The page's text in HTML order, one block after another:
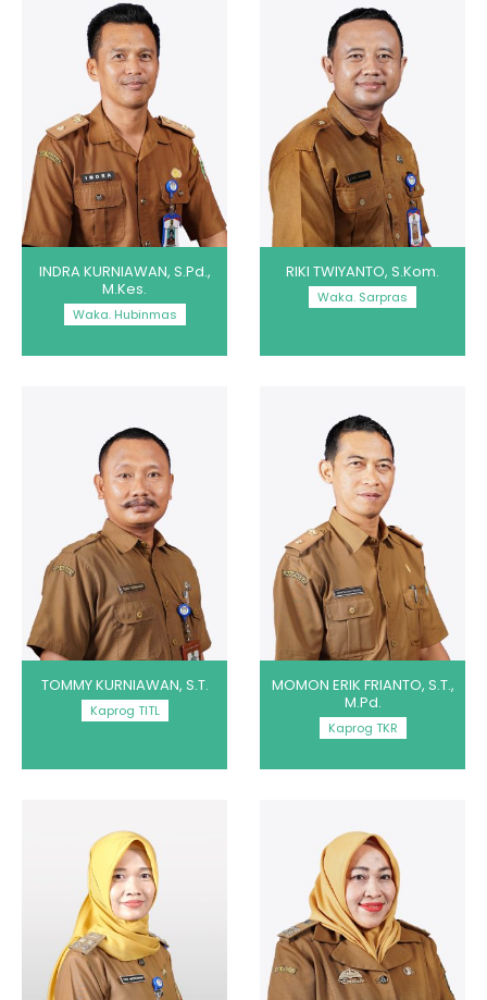
INDRA KURNIAWAN, S.Pd.,
M.Kes.
Waka. Hubinmas
RIKI TWIYANTO, S.Kom.
Waka. Sarpras
TOMMY KURNIAWAN, S.T.
Kaprog TITL
MOMON ERIK FRIANTO, S.T.,
M.Pd.
Kaprog TKR